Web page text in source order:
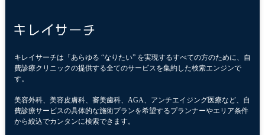
キレイサーチは「あらゆる “なりたい” を実現するすべての方のために、自
費診療クリニックの提供する全てのサービスを集約した検索エンジンで
す。
美容外科、美容皮膚科、審美歯科、AGA、アンチエイジング医療など、自
費診療サービスの具体的な施術プランを希望するプランナーやエリア条件
から絞込でカンタンに検索できます。